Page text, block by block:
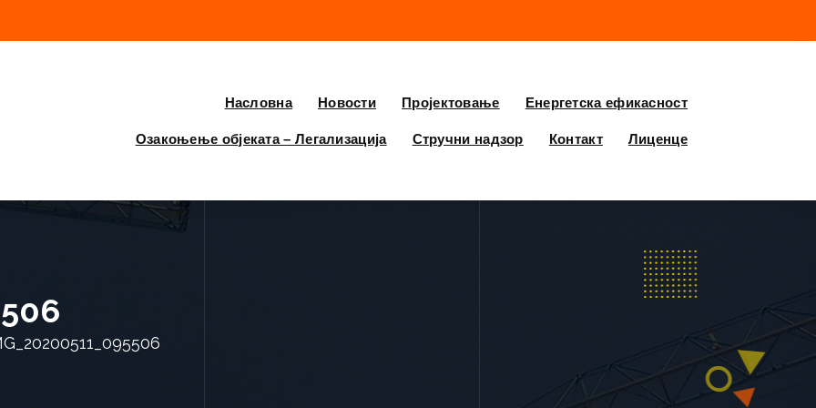
Насловна Новости Пројектовање Енергетска ефикасност
Озакоњење објеката – Легализација Стручни надзор Контакт Лиценце